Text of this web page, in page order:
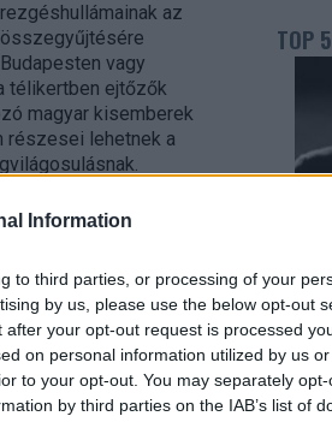
Information
to third parties, or processing of your
by us, please use the below opt-out
your opt-out request is processed
on personal information utilized by us
to your opt-out. You may separately
by third parties on the IAB’s list of
rezgéshullámainak az
összegyűjtésére
Budapesten vagy
télikertben ejtőzők
magyar kisemberek
részesei lehetnek a
a lazításuk eléggé
TOP 5
a